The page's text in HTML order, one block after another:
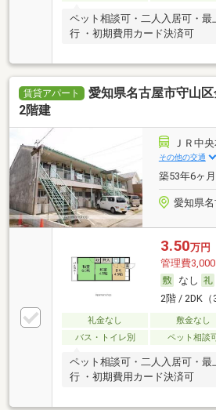
ペット相談可・二人入居可・
行 ・初期費用カード決済可
賃貸アパート
愛知県名古屋市守山
2階建
ＪＲ中
その他の交通
築53年6ヶ
愛知県名
3.50万円
管理費3,000
なし
2階 / 2DK（
礼金なし 敷金なし
バス・トイレ別
ペット相談
ペット相談可・二人入居可・
行 ・初期費用カード決済可